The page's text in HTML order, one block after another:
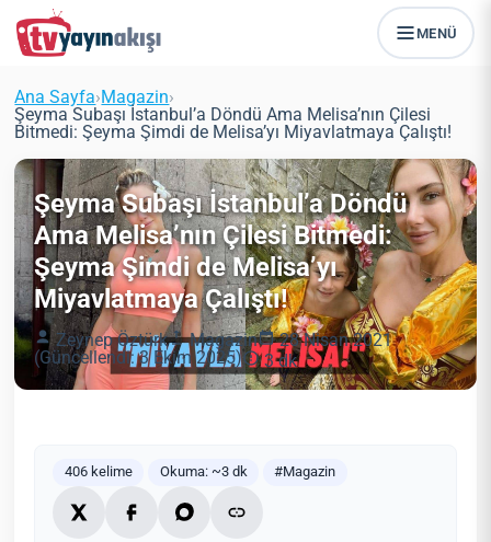
MENÜ
Ana Sayfa›Magazin›
Şeyma Subaşı İstanbul’a Döndü Ama Melisa’nın Çilesi
Bitmedi: Şeyma Şimdi de Melisa’yı Miyavlatmaya Çalıştı!
Şeyma Subaşı İstanbul’a Döndü
Ama Melisa’nın Çilesi Bitmedi:
Şeyma Şimdi de Melisa’yı
Miyavlatmaya Çalıştı!
Zeynep Öztürk Magazin
28 Nisan 2021
(Güncellendi: 3 Ekim 2025)
3 dk
406 kelime Okuma: ~3 dk #Magazin